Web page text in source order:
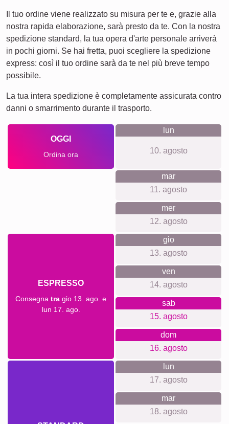
Cani
Poster di definizione
XXL